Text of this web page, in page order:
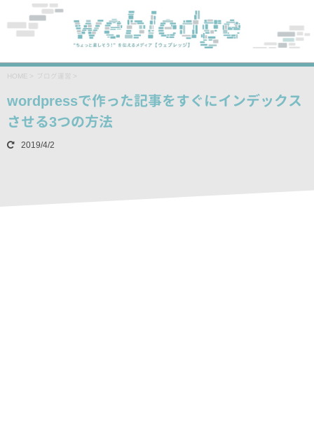
HOME
wordpressで作った記事をすぐにインデックス
させる3つの方法
2019/4/2